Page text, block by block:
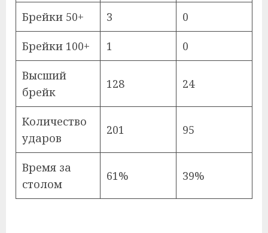
Брейки 50+ 3 0
Брейки 100+ 1 0
Высший
брейк
128 24
Количество
ударов
201 95
Время за
столом
61% 39%